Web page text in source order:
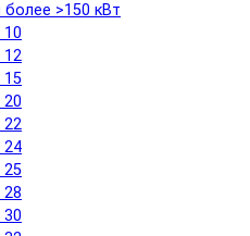
>150 кВт
12
15
22
24
25